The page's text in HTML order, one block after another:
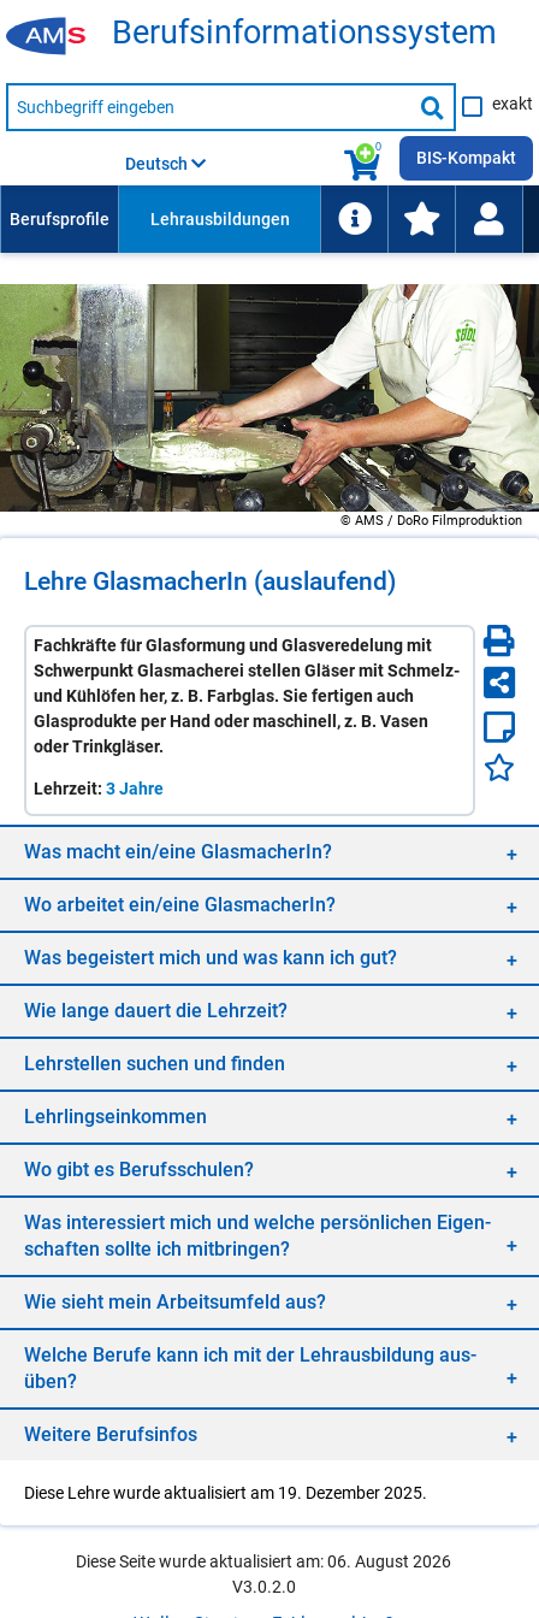
Be­rufs­in­for­ma­ti­ons­sys­tem
Suche
nach
Suche
starten
exakt
0
Deutsch BIS-Kompakt
© AMS / DoRo Filmproduktion
Lehre Glas­ma­che­rIn (auslaufend)
Fachkräfte für Glasformung und Glasveredelung mit
Schwerpunkt Glasmacherei stellen Gläser mit Schmelz-
und Kühlöfen her, z. B. Farbglas. Sie fertigen auch
Glasprodukte per Hand oder maschinell, z. B. Vasen
oder Trinkgläser.
Lehrzeit: 3 Jahre
Was macht ein/​eine Glas­ma­che­rIn?
Wo ar­bei­tet ein/​eine Glas­ma­che­rIn?
Was be­geis­tert mich und was kann ich gut?
Wie lan­ge dau­ert die Lehr­zeit?
Lehr­stel­len su­chen und fin­den
Lehr­lings­ein­kom­men
Wo gibt es Be­rufs­schu­len?
Was in­ter­es­siert mich und wel­che per­sön­li­chen Ei­gen­
schaf­ten soll­te ich mit­brin­gen?
Wie sieht mein Ar­beits­um­feld aus?
Wel­che Be­ru­fe kann ich mit der Lehr­aus­bil­dung aus­
üben?
Wei­te­re Be­rufs­in­fos
Diese Lehre wurde aktualisiert am 19. Dezember 2025.
Diese Seite wurde aktualisiert am: 06. August 2026
V3.0.2.0